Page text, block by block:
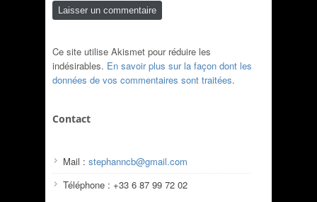
Ce site utilise Akismet pour réduire les
indésirables. En savoir plus sur la façon dont les
données de vos commentaires sont traitées.
Contact
Mail : stephanncb@gmail.com
Téléphone : +33 6 87 99 72 02